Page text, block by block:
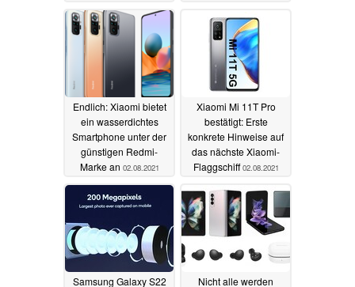
04.08.2021
Endlich: Xiaomi bietet
ein wasserdichtes
Smartphone unter der
günstigen Redmi-
Marke an 02.08.2021
Xiaomi Mi 11T Pro
bestätigt: Erste
konkrete Hinweise auf
das nächste Xiaomi-
Flaggschiff02.08.2021
Samsung Galaxy S22
Nicht alle werden